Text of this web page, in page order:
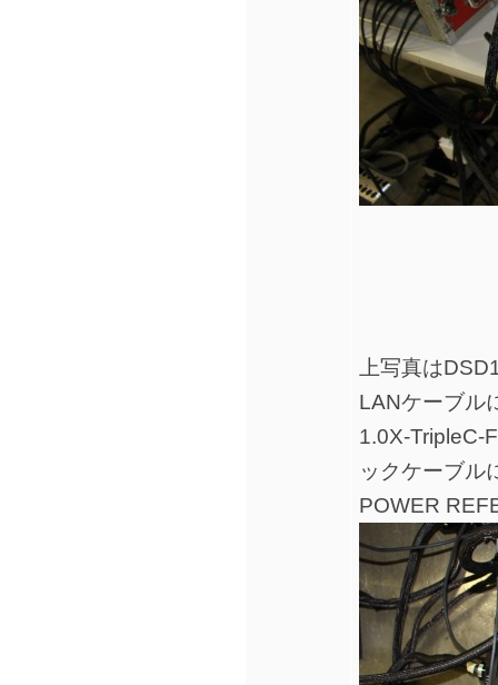
上写真は
LANケーブル
1.0X-TripleC-
ックケーブル
POWER